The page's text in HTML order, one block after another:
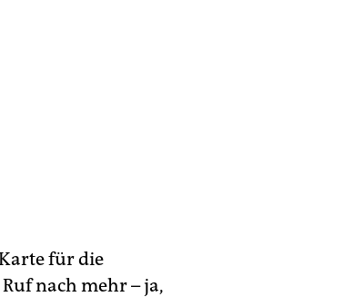
für die
nach mehr – ja,